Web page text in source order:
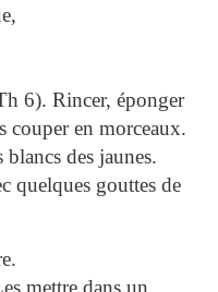
6). Rincer, éponger
couper en morceaux.
blancs des jaunes.
quelques gouttes de
mettre dans un